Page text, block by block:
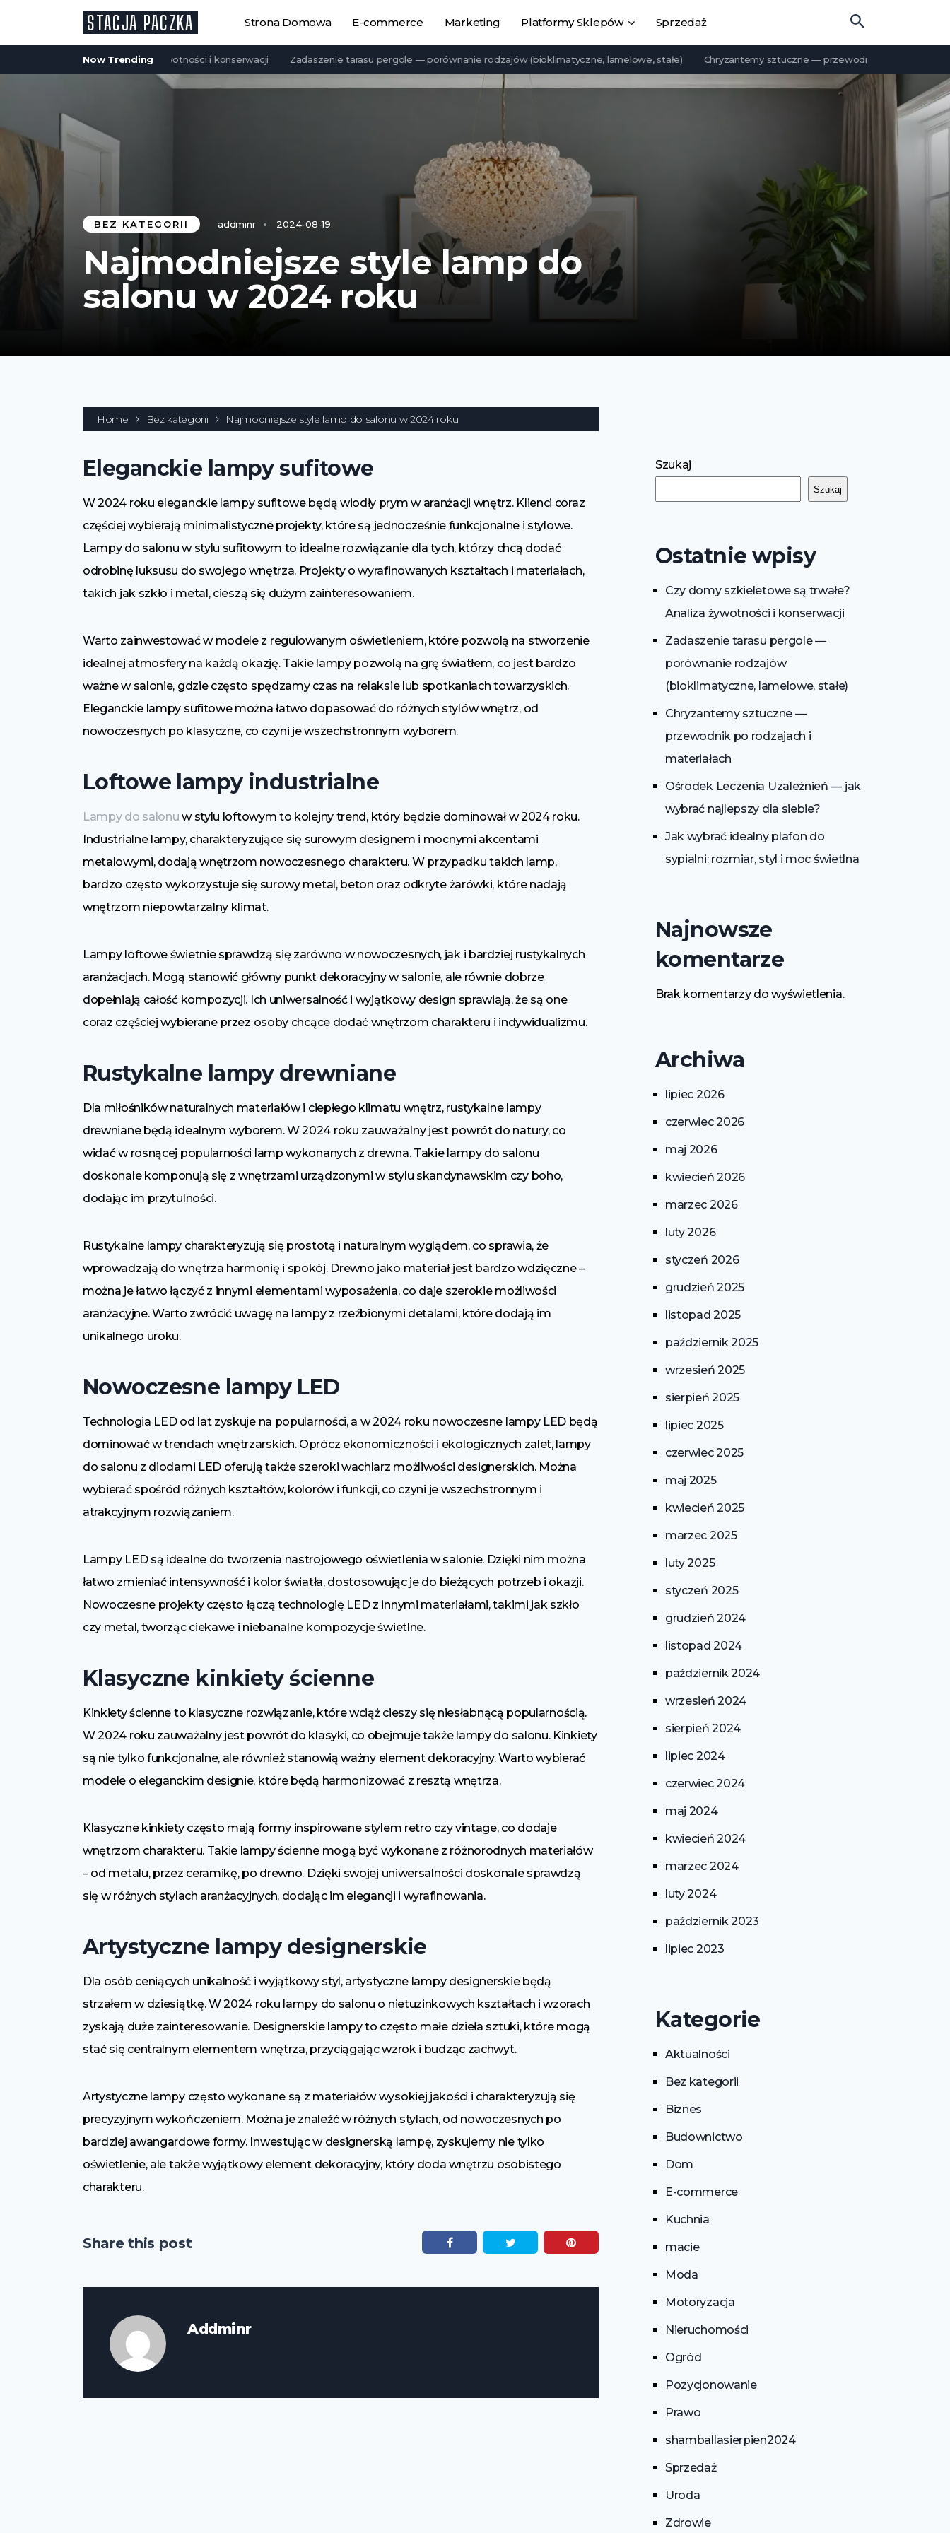
STACJA PACZKA Strona Domowa E-commerce Marketing Platformy Sklepów Sprzedaż
Now Trending
są trwałe? Analiza żywotności i konserwacji Zadaszenie tarasu pergole — porównanie rodzajów (bioklimatyczne, lamelowe, stałe) Chryzantemy sztuczne — przewodnik po rodzajach i
BEZ KATEGORII addminr 2024-08-19
Najmodniejsze style lamp do
salonu w 2024 roku
Home Bez kategorii Najmodniejsze style lamp do salonu w 2024 roku
Eleganckie lampy sufitowe
W 2024 roku eleganckie lampy sufitowe będą wiodły prym w aranżacji wnętrz. Klienci coraz
częściej wybierają minimalistyczne projekty, które są jednocześnie funkcjonalne i stylowe.
Lampy do salonu w stylu sufitowym to idealne rozwiązanie dla tych, którzy chcą dodać
odrobinę luksusu do swojego wnętrza. Projekty o wyrafinowanych kształtach i materiałach,
takich jak szkło i metal, cieszą się dużym zainteresowaniem.
Warto zainwestować w modele z regulowanym oświetleniem, które pozwolą na stworzenie
idealnej atmosfery na każdą okazję. Takie lampy pozwolą na grę światłem, co jest bardzo
ważne w salonie, gdzie często spędzamy czas na relaksie lub spotkaniach towarzyskich.
Eleganckie lampy sufitowe można łatwo dopasować do różnych stylów wnętrz, od
nowoczesnych po klasyczne, co czyni je wszechstronnym wyborem.
Loftowe lampy industrialne
Lampy do salonu w stylu loftowym to kolejny trend, który będzie dominował w 2024 roku.
Industrialne lampy, charakteryzujące się surowym designem i mocnymi akcentami
metalowymi, dodają wnętrzom nowoczesnego charakteru. W przypadku takich lamp,
bardzo często wykorzystuje się surowy metal, beton oraz odkryte żarówki, które nadają
wnętrzom niepowtarzalny klimat.
Lampy loftowe świetnie sprawdzą się zarówno w nowoczesnych, jak i bardziej rustykalnych
aranżacjach. Mogą stanowić główny punkt dekoracyjny w salonie, ale równie dobrze
dopełniają całość kompozycji. Ich uniwersalność i wyjątkowy design sprawiają, że są one
coraz częściej wybierane przez osoby chcące dodać wnętrzom charakteru i indywidualizmu.
Rustykalne lampy drewniane
Dla miłośników naturalnych materiałów i ciepłego klimatu wnętrz, rustykalne lampy
drewniane będą idealnym wyborem. W 2024 roku zauważalny jest powrót do natury, co
widać w rosnącej popularności lamp wykonanych z drewna. Takie lampy do salonu
doskonale komponują się z wnętrzami urządzonymi w stylu skandynawskim czy boho,
dodając im przytulności.
Rustykalne lampy charakteryzują się prostotą i naturalnym wyglądem, co sprawia, że
wprowadzają do wnętrza harmonię i spokój. Drewno jako materiał jest bardzo wdzięczne –
można je łatwo łączyć z innymi elementami wyposażenia, co daje szerokie możliwości
aranżacyjne. Warto zwrócić uwagę na lampy z rzeźbionymi detalami, które dodają im
unikalnego uroku.
Nowoczesne lampy LED
Technologia LED od lat zyskuje na popularności, a w 2024 roku nowoczesne lampy LED będą
dominować w trendach wnętrzarskich. Oprócz ekonomiczności i ekologicznych zalet, lampy
do salonu z diodami LED oferują także szeroki wachlarz możliwości designerskich. Można
wybierać spośród różnych kształtów, kolorów i funkcji, co czyni je wszechstronnym i
atrakcyjnym rozwiązaniem.
Lampy LED są idealne do tworzenia nastrojowego oświetlenia w salonie. Dzięki nim można
łatwo zmieniać intensywność i kolor światła, dostosowując je do bieżących potrzeb i okazji.
Nowoczesne projekty często łączą technologię LED z innymi materiałami, takimi jak szkło
czy metal, tworząc ciekawe i niebanalne kompozycje świetlne.
Klasyczne kinkiety ścienne
Kinkiety ścienne to klasyczne rozwiązanie, które wciąż cieszy się niesłabnącą popularnością.
W 2024 roku zauważalny jest powrót do klasyki, co obejmuje także lampy do salonu. Kinkiety
są nie tylko funkcjonalne, ale również stanowią ważny element dekoracyjny. Warto wybierać
modele o eleganckim designie, które będą harmonizować z resztą wnętrza.
Klasyczne kinkiety często mają formy inspirowane stylem retro czy vintage, co dodaje
wnętrzom charakteru. Takie lampy ścienne mogą być wykonane z różnorodnych materiałów
– od metalu, przez ceramikę, po drewno. Dzięki swojej uniwersalności doskonale sprawdzą
się w różnych stylach aranżacyjnych, dodając im elegancji i wyrafinowania.
Artystyczne lampy designerskie
Dla osób ceniących unikalność i wyjątkowy styl, artystyczne lampy designerskie będą
strzałem w dziesiątkę. W 2024 roku lampy do salonu o nietuzinkowych kształtach i wzorach
zyskają duże zainteresowanie. Designerskie lampy to często małe dzieła sztuki, które mogą
stać się centralnym elementem wnętrza, przyciągając wzrok i budząc zachwyt.
Artystyczne lampy często wykonane są z materiałów wysokiej jakości i charakteryzują się
precyzyjnym wykończeniem. Można je znaleźć w różnych stylach, od nowoczesnych po
bardziej awangardowe formy. Inwestując w designerską lampę, zyskujemy nie tylko
oświetlenie, ale także wyjątkowy element dekoracyjny, który doda wnętrzu osobistego
charakteru.
Share this post
Addminr
Szukaj
Szukaj
Ostatnie wpisy
Czy domy szkieletowe są trwałe?
Analiza żywotności i konserwacji
Zadaszenie tarasu pergole —
porównanie rodzajów
(bioklimatyczne, lamelowe, stałe)
Chryzantemy sztuczne —
przewodnik po rodzajach i
materiałach
Ośrodek Leczenia Uzależnień — jak
wybrać najlepszy dla siebie?
Jak wybrać idealny plafon do
sypialni: rozmiar, styl i moc świetlna
Najnowsze
komentarze
Brak komentarzy do wyświetlenia.
Archiwa
lipiec 2026
czerwiec 2026
maj 2026
kwiecień 2026
marzec 2026
luty 2026
styczeń 2026
grudzień 2025
listopad 2025
październik 2025
wrzesień 2025
sierpień 2025
lipiec 2025
czerwiec 2025
maj 2025
kwiecień 2025
marzec 2025
luty 2025
styczeń 2025
grudzień 2024
listopad 2024
październik 2024
wrzesień 2024
sierpień 2024
lipiec 2024
czerwiec 2024
maj 2024
kwiecień 2024
marzec 2024
luty 2024
październik 2023
lipiec 2023
Kategorie
Aktualności
Bez kategorii
Biznes
Budownictwo
Dom
E-commerce
Kuchnia
macie
Moda
Motoryzacja
Nieruchomości
Ogród
Pozycjonowanie
Prawo
shamballasierpien2024
Sprzedaż
Uroda
Zdrowie